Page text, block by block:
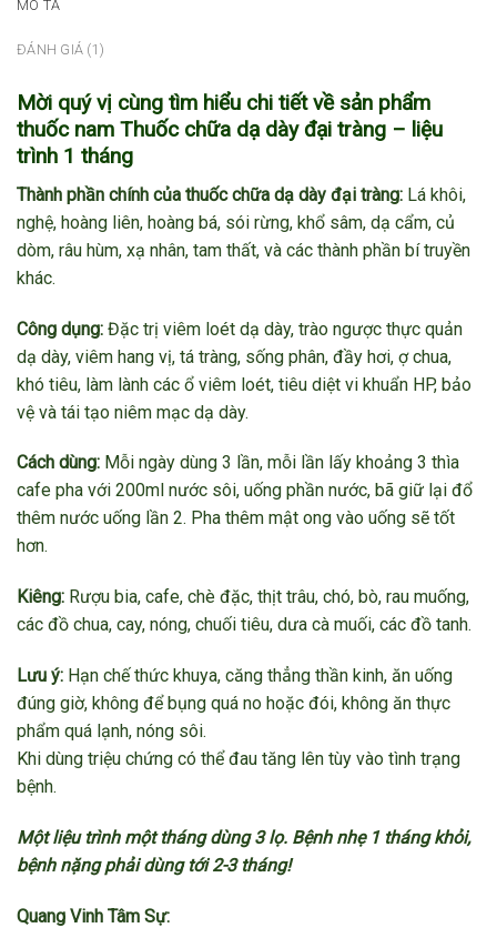
MÔ TẢ
ĐÁNH GIÁ (1)
Mời quý vị cùng tìm hiểu chi tiết về sản phẩm
thuốc nam Thuốc chữa dạ dày đại tràng – liệu
trình 1 tháng
Thành phần chính của thuốc chữa dạ dày đại tràng: Lá khôi,
nghệ, hoàng liên, hoàng bá, sói rừng, khổ sâm, dạ cẩm, củ
dòm, râu hùm, xạ nhân, tam thất, và các thành phần bí truyền
khác.
Công dụng: Đặc trị viêm loét dạ dày, trào ngược thực quản
dạ dày, viêm hang vị, tá tràng, sống phân, đầy hơi, ợ chua,
khó tiêu, làm lành các ổ viêm loét, tiêu diệt vi khuẩn HP, bảo
vệ và tái tạo niêm mạc dạ dày.
Cách dùng: Mỗi ngày dùng 3 lần, mỗi lần lấy khoảng 3 thìa
cafe pha với 200ml nước sôi, uống phần nước, bã giữ lại đổ
thêm nước uống lần 2. Pha thêm mật ong vào uống sẽ tốt
hơn.
Kiêng: Rượu bia, cafe, chè đặc, thịt trâu, chó, bò, rau muống,
các đồ chua, cay, nóng, chuối tiêu, dưa cà muối, các đồ tanh.
Lưu ý: Hạn chế thức khuya, căng thẳng thần kinh, ăn uống
đúng giờ, không để bụng quá no hoặc đói, không ăn thực
phẩm quá lạnh, nóng sôi.
Khi dùng triệu chứng có thể đau tăng lên tùy vào tình trạng
bệnh.
Một liệu trình một tháng dùng 3 lọ. Bệnh nhẹ 1 tháng khỏi,
bệnh nặng phải dùng tới 2-3 tháng!
Quang Vinh Tâm Sự: